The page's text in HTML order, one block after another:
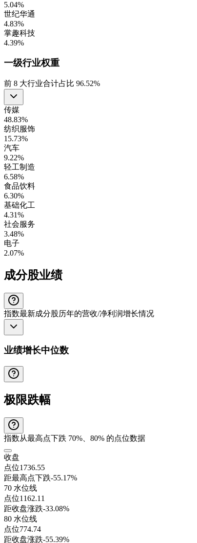
5.04%
世纪华通
4.83%
掌趣科技
4.39%
一级行业权重
前 8 大行业合计占比 96.52%
传媒
48.83%
纺织服饰
15.73%
汽车
9.22%
轻工制造
6.58%
食品饮料
6.30%
基础化工
4.31%
社会服务
3.48%
电子
2.07%
成分股业绩
指数最新成分股历年的营收/净利润增长情况
业绩增长中位数
极限跌幅
指数从最高点下跌 70%、80% 的点位数据
收盘
点位1736.55
距最高点下跌-55.17%
70 水位线
点位1162.11
距收盘涨跌-33.08%
80 水位线
点位774.74
距收盘涨跌-55.39%